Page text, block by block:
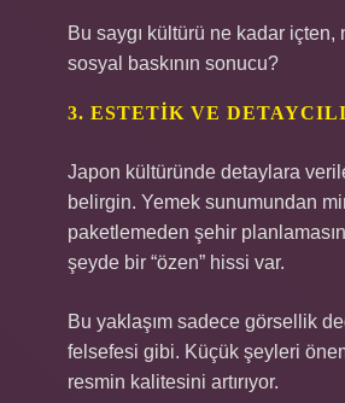
Bu saygı kültürü ne kadar içten,
sosyal baskının sonucu?
3. ESTETIK VE
Japon kültüründe detaylara
belirgin. Yemek sunumundan
paketlemeden şehir
şeyde bir “özen” hissi var.
Bu yaklaşım sadece görsellik
felsefesi gibi. Küçük şeyleri
resmin kalitesini artırıyor.